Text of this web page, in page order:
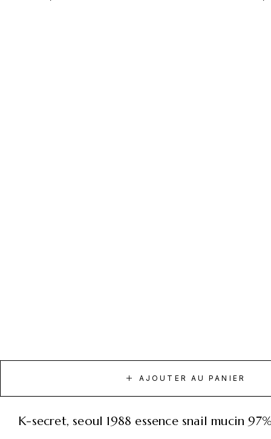
AJOUTER AU PANIER
k-secret, seoul 1988 essence snail mucin